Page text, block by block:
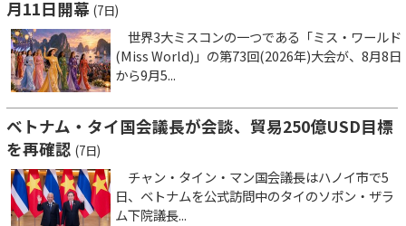
月11日開幕 (7日)
世界3大ミスコンの一つである「ミス・ワールド
(Miss World)」の第73回(2026年)大会が、8月8日
から9月5...
ベトナム・タイ国会議長が会談、貿易250億USD目標
を再確認 (7日)
チャン・タイン・マン国会議長はハノイ市で5
日、ベトナムを公式訪問中のタイのソポン・ザラ
ム下院議長...